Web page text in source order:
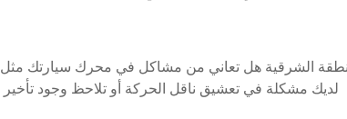
الشرقية هل تعاني من مشاكل في محرك سيارتك مثل
لديك مشكلة في تعشيق ناقل الحركة أو تلاحظ وجود تأخير